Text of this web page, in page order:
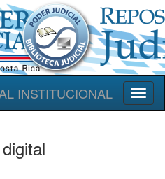
INSTITUCIONAL